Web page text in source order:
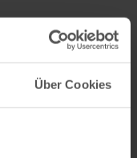
Über Cookies